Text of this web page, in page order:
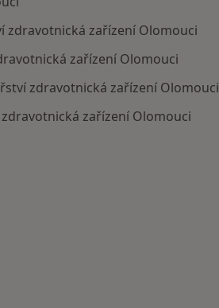
zdravotnická zařízení Olomouci
zařízení Olomouci
zdravotnická zařízení Olomouci
zařízení Olomouci